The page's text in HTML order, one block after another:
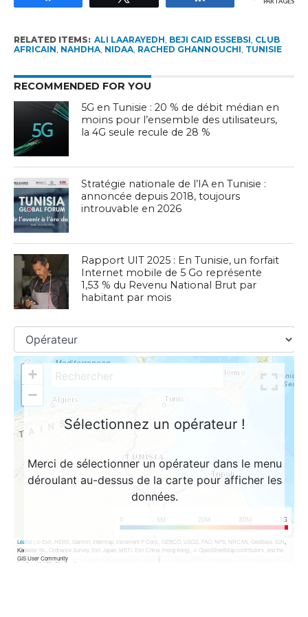
RELATED ITEMS: ALI LAARAYEDH BEJI CAID ESSEBSI CLUB
AFRICAIN NAHDHA, NIDAA, RACHED GHANNOUCHI TUNISIE
RECOMMENDED FOR YOU
5G en Tunisie : 20 % de débit médian en
moins pour l’ensemble des utilisateurs,
la 4G seule recule de 28 %
Stratégie nationale de l’IA en Tunisie :
annoncée depuis 2018, toujours
introuvable en 2026
Rapport UIT 2025 : En Tunisie, un forfait
Internet mobile de 5 Go représente
1,53 % du Revenu National Brut par
habitant par mois